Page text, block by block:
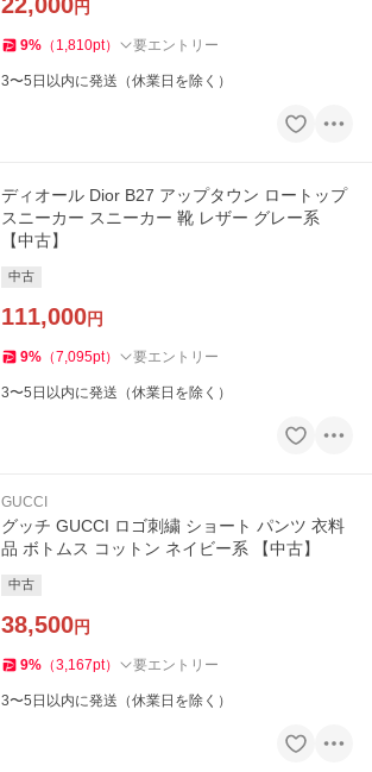
円
9% （ 1,810pt） 要エントリー
3〜5日以内に発送（休業日を除く）
ディオール Dior B27 アップタウン ロートップ
スニーカー スニーカー 靴 レザー グレー系
【中古】
中古
111,000円
9% （7,095pt） 要エントリー
3〜5日以内に発送（休業日を除く）
GUCCI
グッチ GUCCI ロゴ刺繍 ショート パンツ 衣料
品 ボトムス コットン ネイビー系 【中古】
中古
38,500円
9% （3,167pt） 要エントリー
3〜5日以内に発送（休業日を除く）